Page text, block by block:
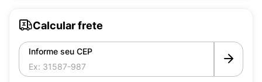
Calcular frete
Informe seu CEP